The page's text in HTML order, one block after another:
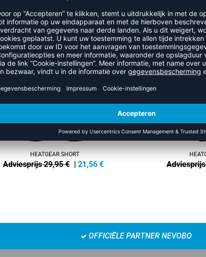
MEER UIT DE CATEGORIE
HEATGEAR SHORT
Adviesprijs 29,95 € | 21,56 €
-28%
OFFICIËLE PARTNER NEVOBO